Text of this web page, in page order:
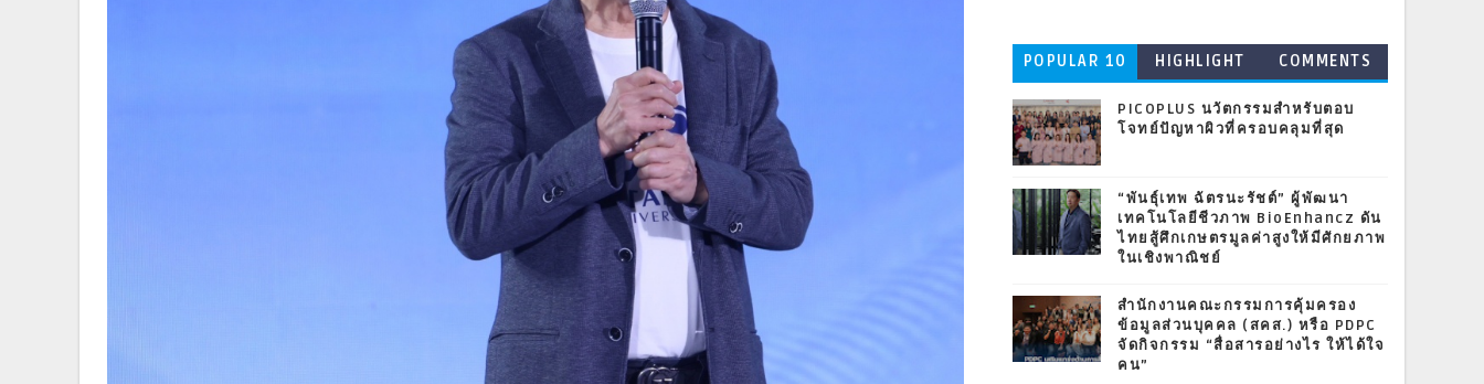
POPULAR 10 HIGHLIGHT COMMENTS
PICOPLUS นวัตกรรมสำหรับตอบ
โจทย์ปัญหาผิวที่ครอบคลุมที่สุด
“พันธุ์เทพ ฉัตรนะรัชต์” ผู้พัฒนา
เทคโนโลยีชีวภาพ BioEnhancz ดัน
ไทยสู้ศึกเกษตรมูลค่าสูงให้มีศักยภาพ
ในเชิงพาณิชย์
สำนักงานคณะกรรมการคุ้มครอง
ข้อมูลส่วนบุคคล (สคส.) หรือ PDPC
จัดกิจกรรม “สื่อสารอย่างไร ให้ได้ใจ
คน”